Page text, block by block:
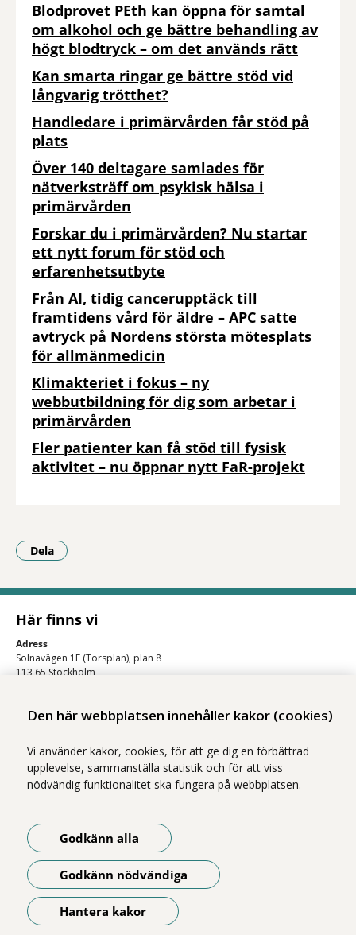
Den här webbplatsen innehåller kakor (cookies)
Vi använder kakor, cookies, för att ge dig en förbättrad
upplevelse, sammanställa statistik och för att viss
nödvändig funktionalitet ska fungera på webbplatsen.
Godkänn alla
Godkänn nödvändiga
Hantera kakor
Blodprovet PEth kan öppna för samtal
om alkohol och ge bättre behandling av
högt blodtryck – om det används rätt
Kan smarta ringar ge bättre stöd vid
långvarig trötthet?
Handledare i primärvården får stöd på
plats
Över 140 deltagare samlades för
nätverksträff om psykisk hälsa i
primärvården
Forskar du i primärvården? Nu startar
ett nytt forum för stöd och
erfarenhetsutbyte
Från AI, tidig cancerupptäck till
framtidens vård för äldre – APC satte
avtryck på Nordens största mötesplats
för allmänmedicin
Klimakteriet i fokus – ny
webbutbildning för dig som arbetar i
primärvården
Fler patienter kan få stöd till fysisk
aktivitet – nu öppnar nytt FaR-projekt
Dela
- Klicka för att öppna delningsalternativ.
Här finns vi
Adress
Solnavägen 1E (Torsplan), plan 8
113 65 Stockholm
Vi ingår i Stockholms läns sjukvårdsområde som erbjuder hälso- och
sjukvård i Region Stockholms regi.
Om webbplatsen
Tillgänglighetsredogörelse